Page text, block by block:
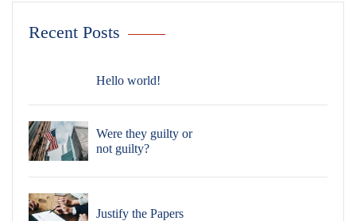
Recent Posts
Hello world!
Were they guilty or
not guilty?
Justify the Papers